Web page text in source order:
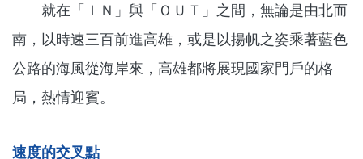
就在「ＩＮ」與「ＯＵＴ」之間，無論是由北而
南，以時速三百前進高雄，或是以揚帆之姿乘著藍色
公路的海風從海岸來，高雄都將展現國家門戶的格
局，熱情迎賓。
速度的交叉點